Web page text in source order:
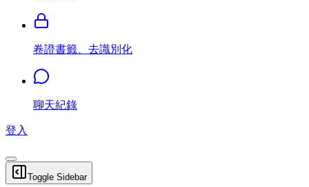
卷證書籤、去識別化
聊天紀錄
登入
Toggle Sidebar